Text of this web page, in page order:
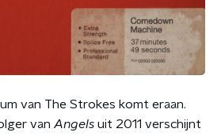
van The Strokes komt eraan.
van Angels uit 2011 verschijnt